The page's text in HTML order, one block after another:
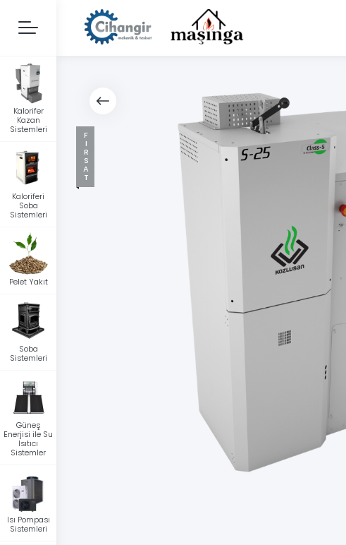
Kalorifer
Kazan
Sistemleri
Kaloriferi
Soba
Sistemleri
Pelet Yakıt
Soba
Sistemleri
Güneş
Enerjisi ile Su
Isıtıcı
Sistemler
Isı Pompası
Sistemleri
FIRSAT